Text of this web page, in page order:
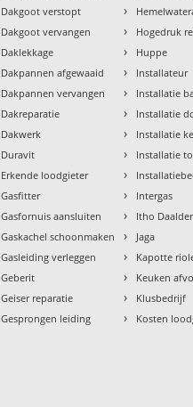
Dakgoot verstopt
Dakgoot vervangen
Daklekkage
Dakpannen afgewaaid
Dakpannen vervangen
Dakreparatie
Dakwerk
Duravit
Erkende loodgieter
Gasfitter
Gasfornuis aansluiten
Gaskachel schoonmaken
Gasleiding verleggen
Geberit
Geiser reparatie
Gesprongen leiding
›
› Hogedruk
› Huppe
› Installateur
› Installatie
› Installatie
› Installatie
› Installatie
›
› Intergas
› Itho
› Jaga
› Kapotte
› Keuken
› Klusbedrijf
› Kosten